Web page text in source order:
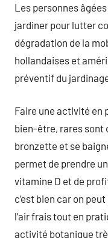
Les personnes
jardiner pour lutter
dégradation de la
hollandaises et
préventif du
Faire une activité en
bien-être, rares sont
bronzette et se
permet de prendre
vitamine D et de
c’est bien car on
l’air frais tout en
activité botanique